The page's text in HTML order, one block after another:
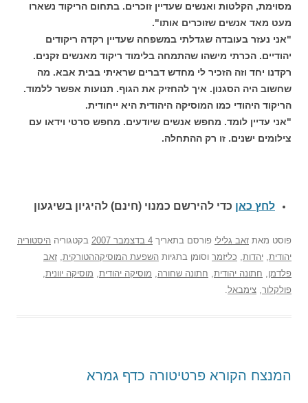
מסוימת, הקלטות ואנשים שעדיין זוכרים. בתחום הריקוד נשארו
מעט מאד אנשים שזוכרים אותו".
"אני נעזר בעובדה שגדלתי במשפחה שעדיין רקדה ריקודים
יהודיים. הכרתי מישהו שהתמחה בלימוד ריקוד מאנשים זקנים.
רקדנו יחד וזה הזכיר לי מחדש דברים שראיתי בבית אבא. מה
שחשוב היה הסגנון. איך להחזיק את הגוף. תנועות אפשר ללמוד.
הריקוד היהודי כמו המוסיקה היהודית היא ייחודית.
"אני עדיין לומד. מחפש אנשים שיודעים. מחפש סרטי וידאו עם
צילומים ישנים. זו רק ההתחלה.
לחץ כאן כדי להירשם כמנוי (חינם) להיגיון בשיגעון
פוסט מאת זאב גלילי פורסם בתאריך 4 בדצמבר 2007 בקטגוריה היסטוריה
יהודית, יהדות, כליזמר וסומן בתגיות השפעת המוסיקההטורקית, זאב
פלדמן, חתונה יהודית, חתונה שחורה, מוסיקה יהודית, מוסיקה יוונית,
פולקלור, צימבאל.
המנצח הקורא פרטיטורה כדף גמרא